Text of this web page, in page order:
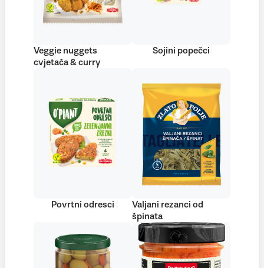
Veggie nuggets
cvjetača & curry
Sojini popečci
Povrtni odresci
Valjani rezanci od
špinata